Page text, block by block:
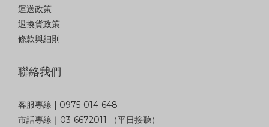
運送政策
退換貨政策
條款與細則
聯絡我們
客服專線 | 0975-014-648
市話專線｜03-6672011 （平日接聽）